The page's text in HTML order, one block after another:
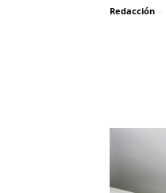
Redacción -